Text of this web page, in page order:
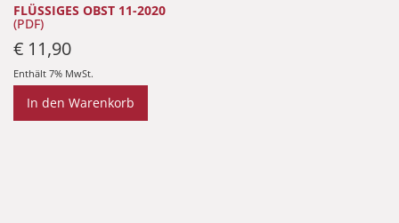
FLÜSSIGES OBST 11-2020
(PDF)
€ 11,90
Enthält 7% MwSt.
In den Warenkorb